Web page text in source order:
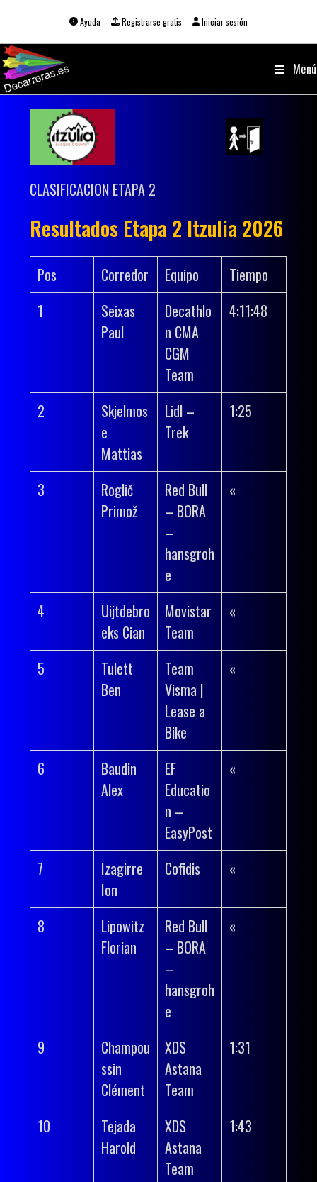
Ayuda Registrarse gratis Iniciar sesión
Menú
CLASIFICACION ETAPA 2
Resultados Etapa 2 Itzulia 2026
Pos Corredor Equipo
Tiempo
1
Seixas
Paul
Decathlo
n CMA
CGM
Team
4:11:48
2
Skjelmos
e
Mattias
Lidl –
Trek
1:25
3
Roglič
Primož
Red Bull
– BORA
–
hansgroh
e
«
4
Uijtdebro
eks Cian
Movistar
Team
«
5
Tulett
Ben
Team
Visma |
Lease a
Bike
«
6
Baudin
Alex
EF
Educatio
n –
EasyPost
«
7
Izagirre
Ion
Cofidis «
8
Lipowitz
Florian
Red Bull
– BORA
–
hansgroh
e
«
9
Champou
ssin
Clément
XDS
Astana
Team
1:31
10
Tejada
Harold
XDS
Astana
Team
1:43